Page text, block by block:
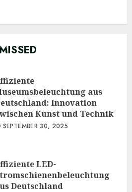
aus
Innovation
Kunst und Technik
SEPTEMBER 30, 2025
LED-
Deutschland